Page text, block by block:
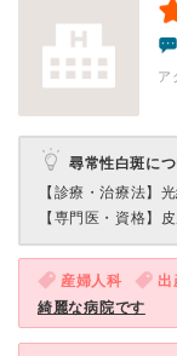
ア
尋常性白斑に
【診療・治療法】
【専門医・資格】
産婦人科 出
綺麗な病院です